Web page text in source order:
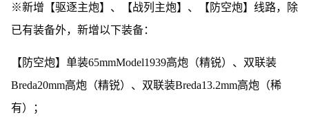
※新增【驱逐主炮】、【战列主炮】、【防空炮】线路，除
已有装备外，新增以下装备：
【防空炮】单装65mmModel1939高炮（精锐）、双联装
Breda20mm高炮（精锐）、双联装Breda13.2mm高炮（稀
有）；